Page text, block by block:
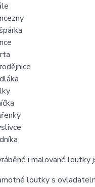
i malované
loutky s